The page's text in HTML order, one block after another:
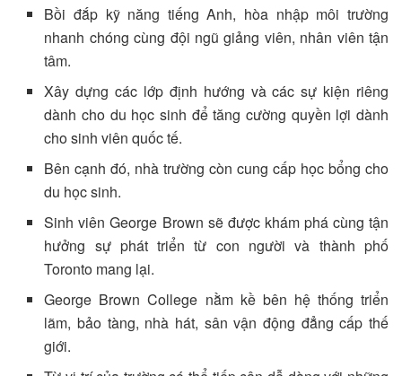
Bồi đắp kỹ năng tiếng Anh, hòa nhập môi trường
nhanh chóng cùng đội ngũ giảng viên, nhân viên tận
tâm.
Xây dựng các lớp định hướng và các sự kiện riêng
dành cho du học sinh để tăng cường quyền lợi dành
cho sinh viên quốc tế.
Bên cạnh đó, nhà trường còn cung cấp học bổng cho
du học sinh.
Sinh viên George Brown sẽ được khám phá cùng tận
hưởng sự phát triển từ con người và thành phố
Toronto mang lại.
George Brown College nằm kề bên hệ thống triển
lãm, bảo tàng, nhà hát, sân vận động đẳng cấp thế
giới.